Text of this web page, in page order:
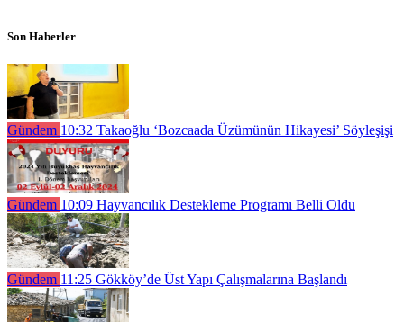
Son Haberler
Gündem 10:32 Takaoğlu ‘Bozcaada Üzümünün Hikayesi’ Söyleşişi
Gündem 10:09 Hayvancılık Destekleme Programı Belli Oldu
Gündem 11:25 Gökköy’de Üst Yapı Çalışmalarına Başlandı